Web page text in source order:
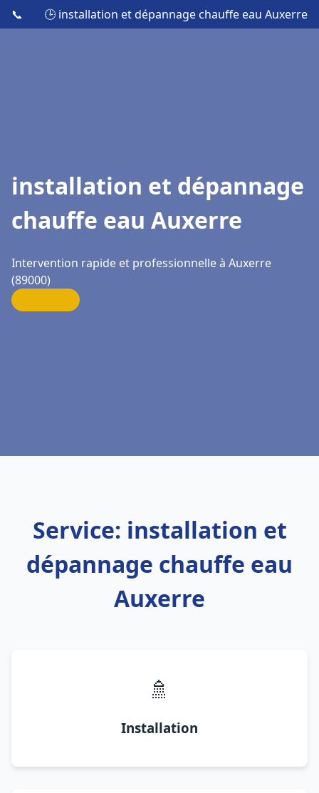
📞 🕒 installation et dépannage chauffe eau Auxerre
installation et dépannage
chauffe eau Auxerre
Intervention rapide et professionnelle à Auxerre
(89000)
Service: installation et
dépannage chauffe eau
Auxerre
🚿
Installation